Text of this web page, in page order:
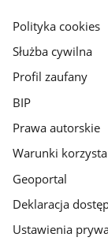
gov.pl
Polityka cookies
Służba cywilna
Profil zaufany
BIP
Prawa autorskie
Warunki
Geoportal
Deklaracja
Ustawienia